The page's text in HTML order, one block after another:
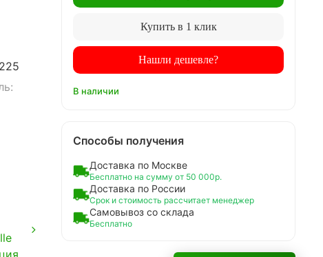
Купить в 1 клик
Нашли дешевле?
В наличии
Способы получения
Доставка по Москве
Бесплатно на сумму от 50 000р.
Доставка по России
Срок и стоимость рассчитает менеджер
Самовывоз со склада
Бесплатно